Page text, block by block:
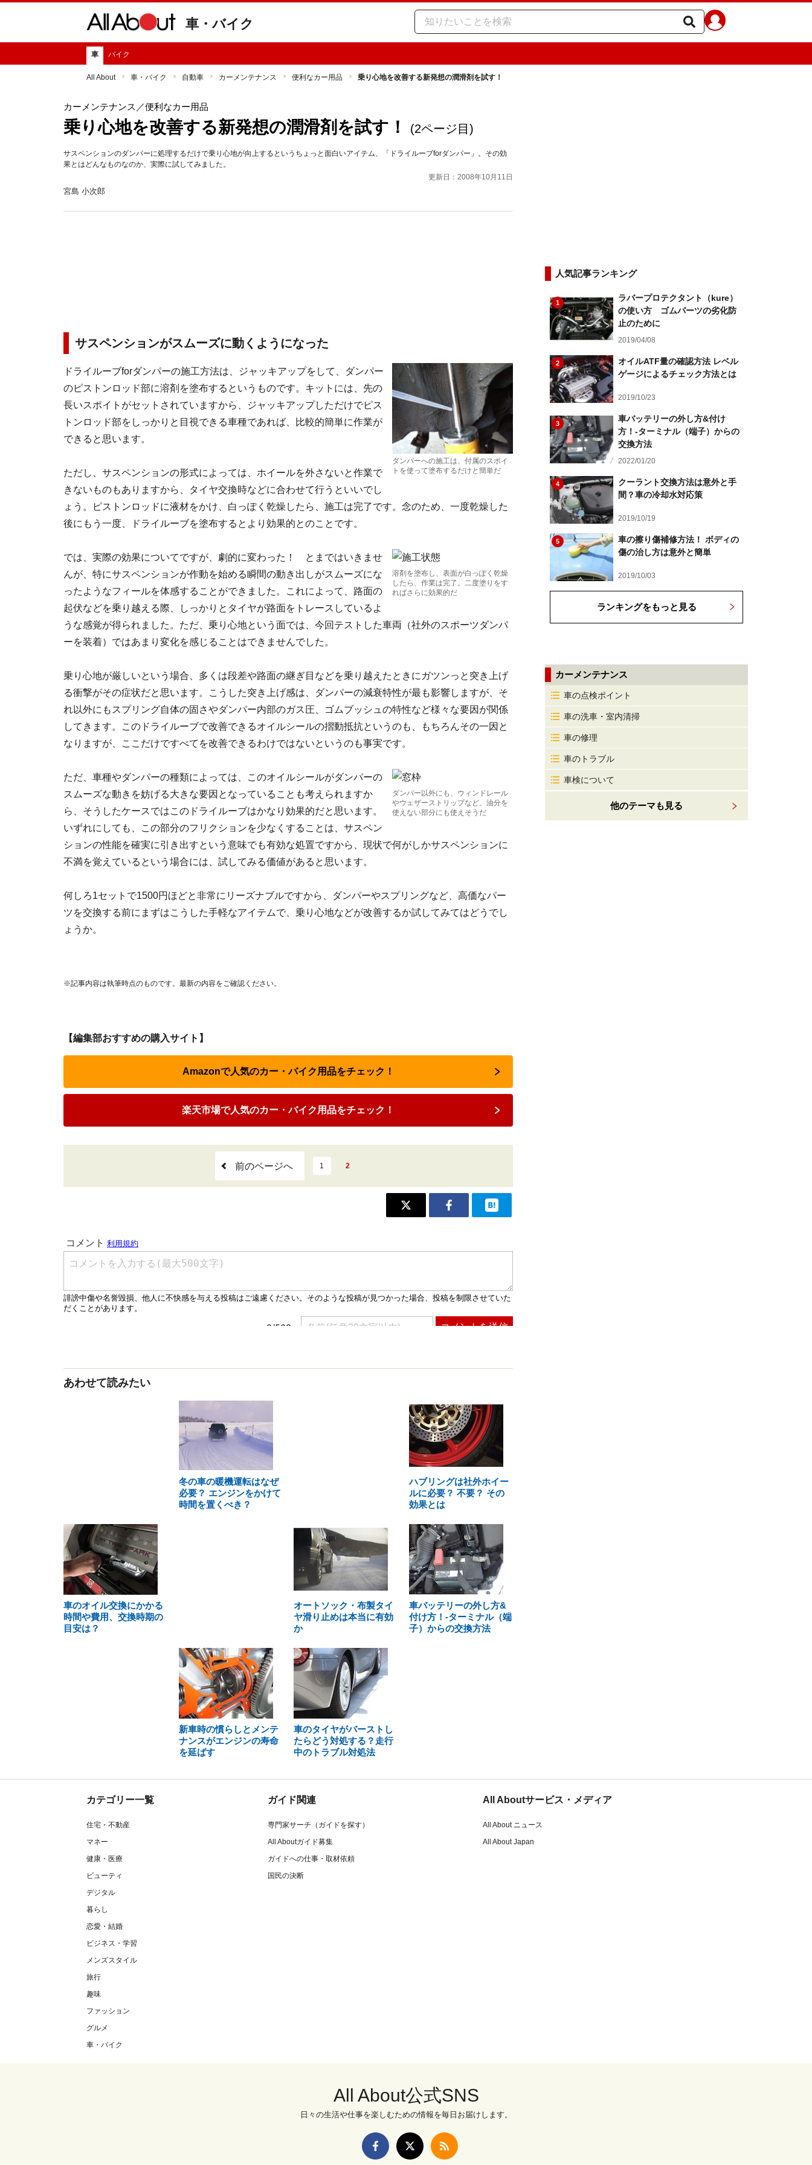
車・バイク
車 バイク
All About 車・バイク 自動車 カーメンテナンス 便利なカー用品 乗り心地を改善する新発想の潤滑剤を試す！
カーメンテナンス ／便利なカー用品
乗り心地を改善する新発想の潤滑剤を試す！ (2ページ目)
サスペンションのダンパーに処理するだけで乗り心地が向上するというちょっと面白いアイテム、「ドライルーブforダンパー」。その効
果とはどんなものなのか、実際に試してみました。
更新日：2008年10月11日
宮島 小次郎
サスペンションがスムーズに動くようになった
ダンパーへの施工は、付属のスポイ
トを使って塗布するだけと簡単だ
ドライルーブforダンパーの施工方法は、ジャッキアップをして、ダンパー
のピストンロッド部に溶剤を塗布するというものです。キットには、先の
長いスポイトがセットされていますから、ジャッキアップしただけでピス
トンロッド部をしっかりと目視できる車種であれば、比較的簡単に作業が
できると思います。
ただし、サスペンションの形式によっては、ホイールを外さないと作業で
きないものもありますから、タイヤ交換時などに合わせて行うといいでし
ょう。ピストンロッドに液材をかけ、白っぽく乾燥したら、施工は完了です。念のため、一度乾燥した
後にもう一度、ドライルーブを塗布するとより効果的とのことです。
溶剤を塗布し、表面が白っぽく乾燥
したら、作業は完了。二度塗りをす
ればさらに効果的だ
では、実際の効果についてですが、劇的に変わった！ とまではいきませ
んが、特にサスペンションが作動を始める瞬間の動き出しがスムーズにな
ったようなフィールを体感することができました。これによって、路面の
起伏などを乗り越える際、しっかりとタイヤが路面をトレースしているよ
うな感覚が得られました。ただ、乗り心地という面では、今回テストした車両（社外のスポーツダンパ
ーを装着）ではあまり変化を感じることはできませんでした。
乗り心地が厳しいという場合、多くは段差や路面の継ぎ目などを乗り越えたときにガツンっと突き上げ
る衝撃がその症状だと思います。こうした突き上げ感は、ダンパーの減衰特性が最も影響しますが、そ
れ以外にもスプリング自体の固さやダンパー内部のガス圧、ゴムブッシュの特性など様々な要因が関係
してきます。このドライルーブで改善できるオイルシールの摺動抵抗というのも、もちろんその一因と
なりますが、ここだけですべてを改善できるわけではないというのも事実です。
ダンパー以外にも、ウィンドレール
やウェザーストリップなど、油分を
使えない部分にも使えそうだ
ただ、車種やダンパーの種類によっては、このオイルシールがダンパーの
スムーズな動きを妨げる大きな要因となっていることも考えられますか
ら、そうしたケースではこのドライルーブはかなり効果的だと思います。
いずれにしても、この部分のフリクションを少なくすることは、サスペン
ションの性能を確実に引き出すという意味でも有効な処置ですから、現状で何がしかサスペンションに
不満を覚えているという場合には、試してみる価値があると思います。
何しろ1セットで1500円ほどと非常にリーズナブルですから、ダンパーやスプリングなど、高価なパー
ツを交換する前にまずはこうした手軽なアイテムで、乗り心地などが改善するか試してみてはどうでし
ょうか。
※記事内容は執筆時点のものです。最新の内容をご確認ください。
【編集部おすすめの購入サイト】
Amazonで人気のカー・バイク用品をチェック！
楽天市場で人気のカー・バイク用品をチェック！
前のページへ 1 2
あわせて読みたい
冬の車の暖機運転はなぜ
必要？ エンジンをかけて
時間を置くべき？
ハブリングは社外ホイー
ルに必要？ 不要？ その
効果とは
車のオイル交換にかかる
時間や費用、交換時期の
目安は？
オートソック・布製タイ
ヤ滑り止めは本当に有効
か
車バッテリーの外し方&
付け方！-ターミナル（端
子）からの交換方法
新車時の慣らしとメンテ
ナンスがエンジンの寿命
を延ばす
車のタイヤがバーストし
たらどう対処する？走行
中のトラブル対処法
人気記事ランキング
1
ラバープロテクタント（kure）
の使い方 ゴムパーツの劣化防
止のために
2019/04/08
2
オイルATF量の確認方法 レベル
ゲージによるチェック方法とは
2019/10/23
3
車バッテリーの外し方&付け
方！-ターミナル（端子）からの
交換方法
2022/01/20
4
クーラント交換方法は意外と手
間？車の冷却水対応策
2019/10/19
5
車の擦り傷補修方法！ ボディの
傷の治し方は意外と簡単
2019/10/03
ランキングをもっと見る
カーメンテナンス
車の点検ポイント
車の洗車・室内清掃
車の修理
車のトラブル
車検について
他のテーマも見る
カテゴリー一覧
住宅・不動産
マネー
健康・医療
ビューティ
デジタル
暮らし
恋愛・結婚
ビジネス・学習
メンズスタイル
旅行
趣味
ファッション
グルメ
車・バイク
ガイド関連
専門家サーチ（ガイドを探す）
All Aboutガイド募集
ガイドへの仕事・取材依頼
国民の決断
All Aboutサービス・メディア
All About ニュース
All About Japan
All About公式SNS
日々の生活や仕事を楽しむための情報を毎日お届けします。